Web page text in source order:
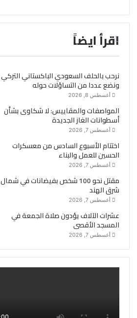
اقرأ ايضاً
نرحب بالحلف السعودي الباكستاني التركي
ونضع عددا من التساؤلات حوله
أغسطس 8, 2026
المواصفات والمقاييس: لا شكاوى بشأن
أسطوانات الغاز الجديدة
أغسطس 7, 2026
اختتام الأسبوع السادس من معسكرات
الحسين للعمل والبناء
أغسطس 7, 2026
مقتل نحو 100 شخص بفيضانات في شمال
شرق الهند
أغسطس 7, 2026
عشرات الآلاف يؤدون صلاة الجمعة في
المسجد الأقصى
أغسطس 7, 2026